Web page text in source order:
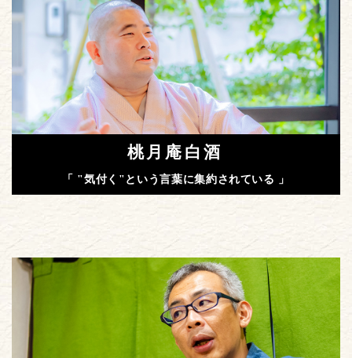
桃月庵白酒
「 "気付く"という言葉に集約されている 」